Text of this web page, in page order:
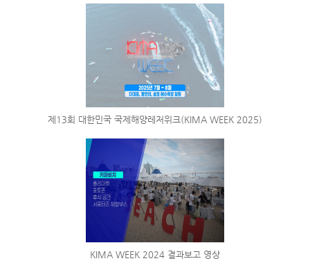
제13회 대한민국 국제해양레저위크(KIMA WEEK 2025)
KIMA WEEK 2024 결과보고 영상